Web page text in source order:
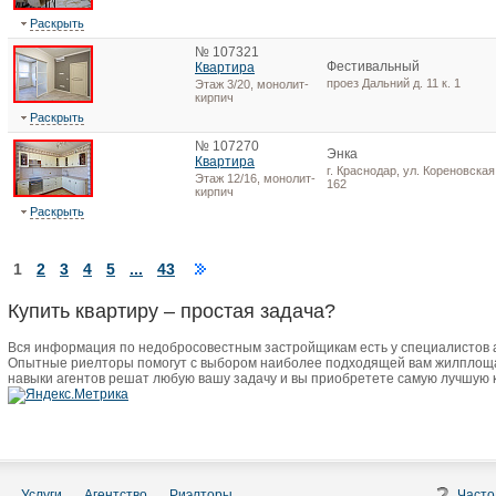
Раскрыть
№ 107321
Квартира
Этаж 3/20, монолит-
кирпич
Фестивальный
проез Дальний д. 11 к. 1
Раскрыть
№ 107270
Квартира
Этаж 12/16, монолит-
кирпич
Энка
г. Краснодар, ул.
162
Раскрыть
1 2 3 4 5 ... 43
Купить квартиру – простая задача?
Вся информация по недобросовестным застройщикам есть у
Опытные риелторы помогут с выбором наиболее подходящей вам
навыки агентов решат любую вашу задачу и вы приобретете самую лучшую